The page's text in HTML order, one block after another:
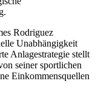
Rodriguez
Unabhängigkeit
Anlagestrategie stellt
seiner sportlichen
Einkommensquellen